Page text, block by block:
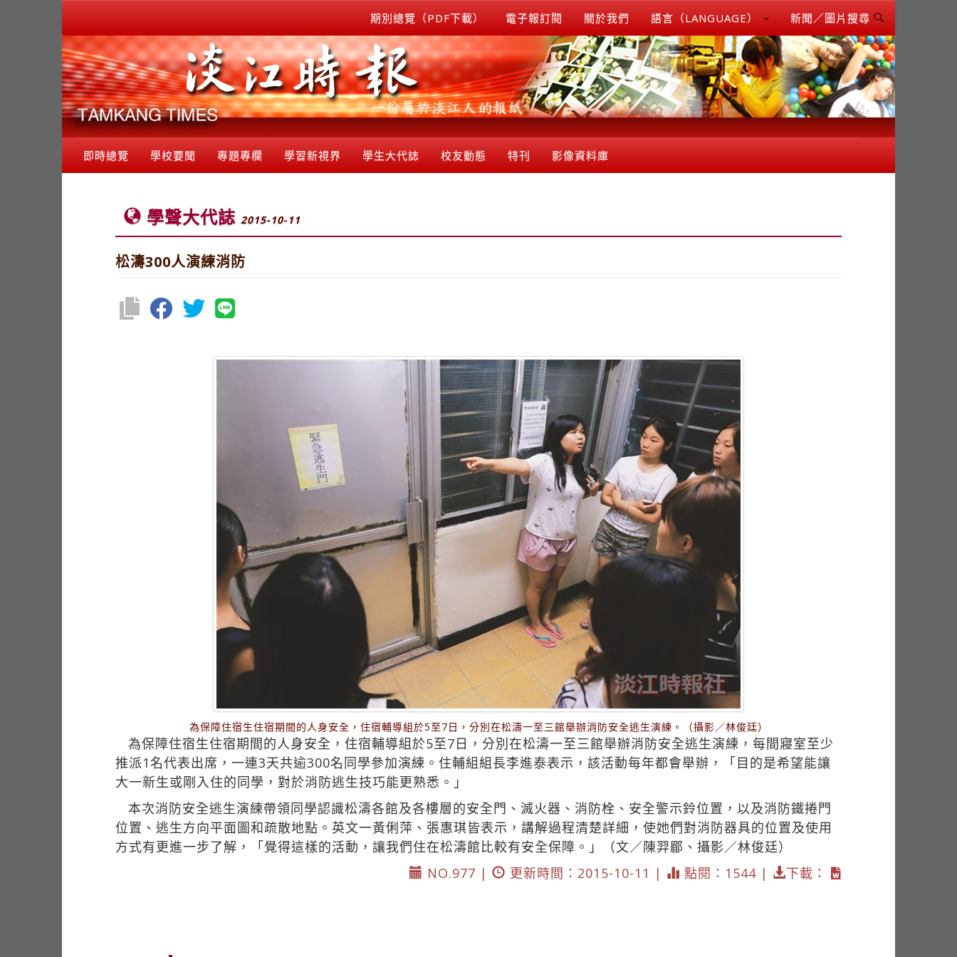
期別總覽（PDF下載） 電子報訂閱 關於我們 語言（LANGUAGE） 新聞／圖片搜尋
即時總覽 學校要聞 專題專欄 學習新視界 學生大代誌 校友動態 特刊 影像資料庫
學聲大代誌 2015-10-11
松濤300人演練消防
為保障住宿生住宿期間的人身安全，住宿輔導組於5至7日，分別在松濤一至三館舉辦消防安全逃生演練。（攝影／林俊廷）
為保障住宿生住宿期間的人身安全，住宿輔導組於5至7日，分別在松濤一至三館舉辦消防安全逃生演練，每間寢室至少
推派1名代表出席，一連3天共逾300名同學參加演練。住輔組組長李進泰表示，該活動每年都會舉辦，「目的是希望能讓
大一新生或剛入住的同學，對於消防逃生技巧能更熟悉。」
本次消防安全逃生演練帶領同學認識松濤各館及各樓層的安全門、滅火器、消防栓、安全警示鈴位置，以及消防鐵捲門
位置、逃生方向平面圖和疏散地點。英文一黃俐萍、張惠琪皆表示，講解過程清楚詳細，使她們對消防器具的位置及使用
方式有更進一步了解，「覺得這樣的活動，讓我們住在松濤館比較有安全保障。」（文／陳羿郿、攝影／林俊廷）
NO.977 |
更新時間：2015-10-11 | 點閱：1544 | 下載：